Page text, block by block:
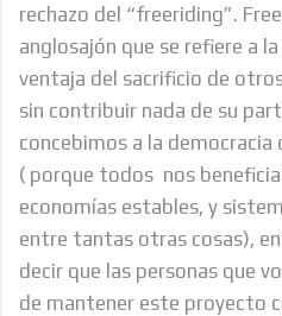
rechazo del “freeriding”.
anglosajón que se refiere a
ventaja del sacrificio de
sin contribuir nada de su
concebimos a la
( porque todos nos
economías estables, y
entre tantas otras cosas),
decir que las personas que
de mantener este proyecto